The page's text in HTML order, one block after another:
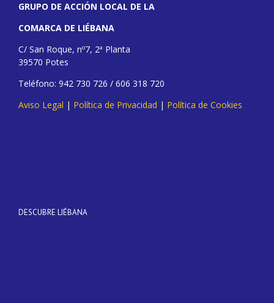
GRUPO DE ACCIÓN LOCAL DE LA
COMARCA DE LIÉBANA
C/ San Roque, nº7, 2ª Planta
39570 Potes
Teléfono: 942 730 726 / 606 318 720
Aviso Legal | Política de Privacidad | Política de Cookies
DESCUBRE LIÉBANA